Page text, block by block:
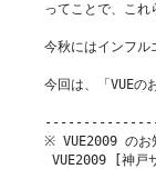
ってことで、これ
今秋にはインフ
今回は、「VUEの
※ VUE2009 のお
VUE2009 [神戸